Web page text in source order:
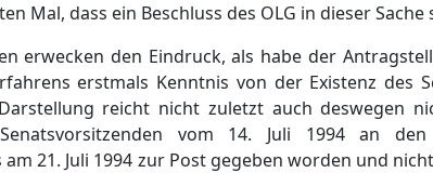
Mal, dass ein Beschluss des OLG in dieser Sache
erwecken den Eindruck, als habe der
erstmals Kenntnis von der Existenz des
reicht nicht zuletzt auch deswegen
vom 14. Juli 1994 an
am 21. Juli 1994 zur Post gegeben worden und